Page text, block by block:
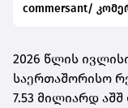
commersant/
2026 წლის
საერთაშორისო
7.53 მილიარდ